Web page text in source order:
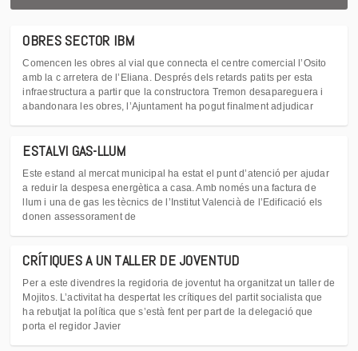
OBRES SECTOR IBM
Comencen les obres al vial que connecta el centre comercial l’Osito
amb la c arretera de l’Eliana. Després dels retards patits per esta
infraestructura a partir que la constructora Tremon desapareguera i
abandonara les obres, l’Ajuntament ha pogut finalment adjudicar
ESTALVI GAS-LLUM
Este estand al mercat municipal ha estat el punt d’atenció per ajudar
a reduir la despesa energètica a casa. Amb només una factura de
llum i una de gas les tècnics de l’Institut Valencià de l’Edificació els
donen assessorament de
CRÍTIQUES A UN TALLER DE JOVENTUD
Per a este divendres la regidoria de joventut ha organitzat un taller de
Mojitos. L’activitat ha despertat les crítiques del partit socialista que
ha rebutjat la política que s’està fent per part de la delegació que
porta el regidor Javier